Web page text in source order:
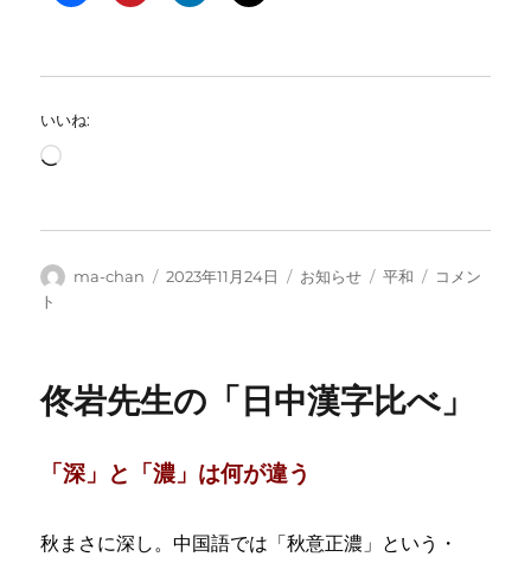
いいね:
読
中…
投
ma-chan
投
2023年11月24日
カ
お知らせ
タ
平和
「停
や
抗
コメン
ト
佟岩先生の「日中漢字比べ」
「深」と「濃」は何が違う
秋まさに深し。中国語では「秋意正濃」という・